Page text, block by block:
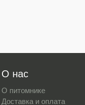
О нас
О питомнике
Доставка и оплата